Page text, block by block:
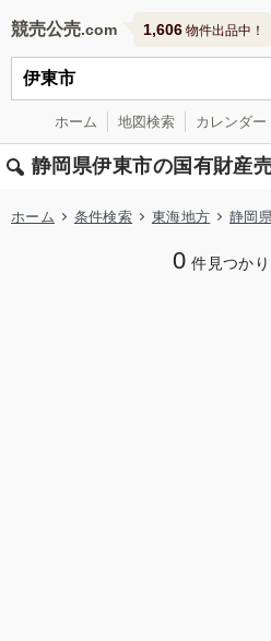
競売公売 1,606 物件出品中！
ホーム 地図検索 カレンダー
静岡県伊東市の国有財産
ホーム 条件検索 東海地方 静岡
0 件見つか